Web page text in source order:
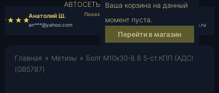
Ваша корзина на данный
момент пуста.
Перейти в магазин
Анатолий Ш.
an***@yahoo.com sa***@yandex.ru
Главная » Метизы » Болт М10х30-8.8 5-ст.КПП (АДС)
(GB5787)